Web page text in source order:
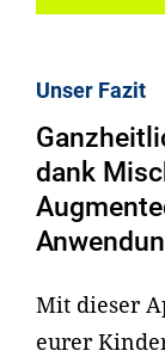
Unser Fazit
dank
Mit dieser
eurer